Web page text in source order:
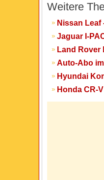
Weitere
Nissan
Jaguar I-
Land Rover
Auto-Abo
Hyundai
Honda CR-